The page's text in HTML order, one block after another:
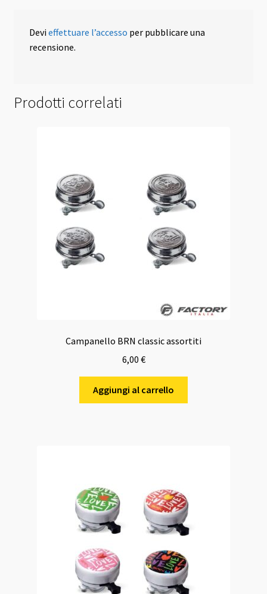
Devieffettuare l’accesso per pubblicare una
recensione.
Prodotti correlati
Campanello BRN classic assortiti
6,00 €
Aggiungi al carrello